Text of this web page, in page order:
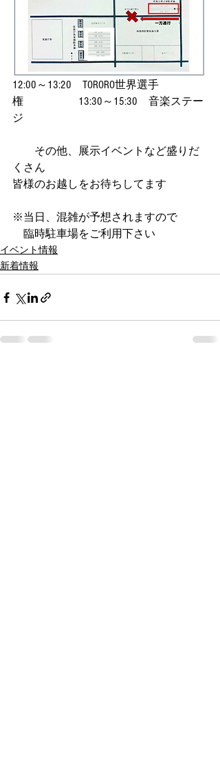
12:00～13:20　TORORO世界選手
権　　　　　13:30～15:30　音楽ステー
ジ
その他、展示イベントなど盛りだ
くさん
皆様のお越しをお待ちしてます
※当日、混雑が予想されますので
臨時駐車場をご利用下さい
イベント情報
新着情報